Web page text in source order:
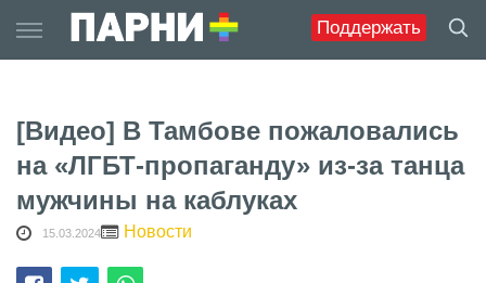
Поддержать
to
content
[Видео] В Тамбове пожаловались
на «ЛГБТ-пропаганду» из-за танца
мужчины на каблуках
15.03.2024 Новости